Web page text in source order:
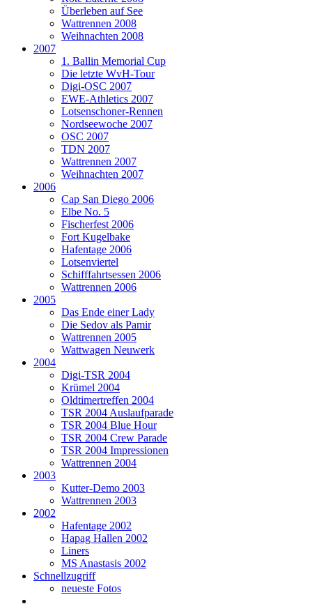
Überleben auf See
Wattrennen 2008
Weihnachten 2008
2007
1. Ballin Memorial Cup
Die letzte WvH-Tour
Digi-OSC 2007
EWE-Athletics 2007
Lotsenschoner-Rennen
Nordseewoche 2007
OSC 2007
TDN 2007
Wattrennen 2007
Weihnachten 2007
2006
Cap San Diego 2006
Elbe No. 5
Fischerfest 2006
Fort Kugelbake
Hafentage 2006
Lotsenviertel
Schifffahrtsessen 2006
Wattrennen 2006
2005
Das Ende einer Lady
Die Sedov als Pamir
Wattrennen 2005
Wattwagen Neuwerk
2004
Digi-TSR 2004
Krümel 2004
Oldtimertreffen 2004
TSR 2004 Auslaufparade
TSR 2004 Blue Hour
TSR 2004 Crew Parade
TSR 2004 Impressionen
Wattrennen 2004
2003
Kutter-Demo 2003
Wattrennen 2003
2002
Hafentage 2002
Hapag Hallen 2002
Liners
MS Anastasis 2002
Schnellzugriff
neueste Fotos